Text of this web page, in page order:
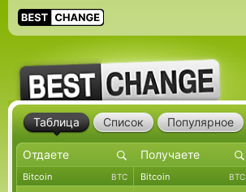
Таблица Список Популярное
Bitcoin BTC Bitcoin BTC